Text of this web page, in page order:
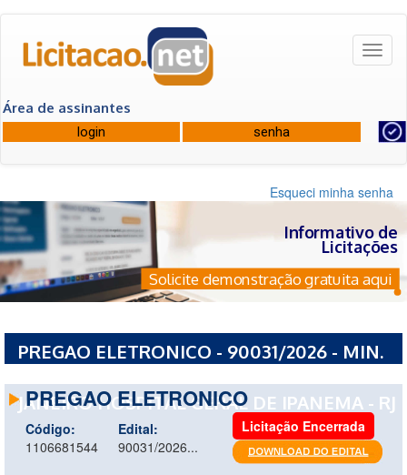
Área de assinantes
Esqueci minha senha
Informativo de
Licitações
Solicite demonstração gratuita aqui
PREGAO ELETRONICO - 90031/2026 - MIN.
JANEIRO HOSPITAL GERAL DE IPANEMA - RJ
PREGAO ELETRONICO
Código:
1106681544
Edital:
90031/2026...
Licitação Encerrada